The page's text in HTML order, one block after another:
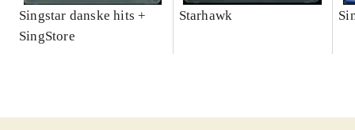
Singstar danske hits +
SingStore
Starhawk